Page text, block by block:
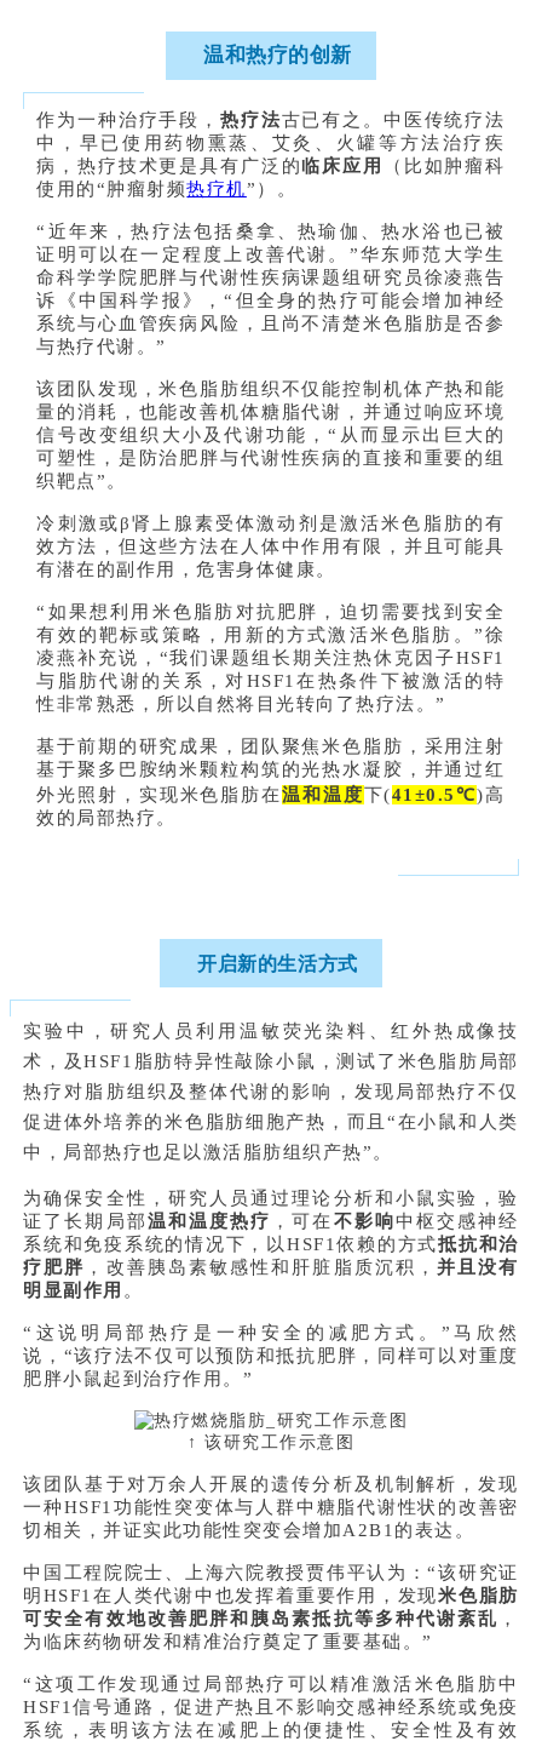
温和热疗的创新
作为一种治疗手段，热疗法古已有之。中医传统疗法
中，早已使用药物熏蒸、艾灸、火罐等方法治疗疾
病，热疗技术更是具有广泛的临床应用
（比如肿瘤科
使用的“肿瘤射频热疗机”）。
“近年来，热疗法包括桑拿、热瑜伽、热水浴也已被
证明可以在一定程度上改善代谢。”华东师范大学生
命科学学院肥胖与代谢性疾病课题组研究员徐凌燕告
诉《中国科学报》，“但全身的热疗可能会增加神经
系统与心血管疾病风险，且尚不清楚米色脂肪是否参
与热疗代谢。”
该团队发现，米色脂肪组织不仅能控制机体产热和能
量的消耗，也能改善机体糖脂代谢，并通过响应环境
信号改变组织大小及代谢功能，“从而显示出巨大的
可塑性，是防治肥胖与代谢性疾病的直接和重要的组
织靶点”。
冷刺激或β肾上腺素受体激动剂是激活米色脂肪的有
效方法，但这些方法在人体中作用有限，并且可能具
有潜在的副作用，危害身体健康。
“如果想利用米色脂肪对抗肥胖，迫切需要找到安全
有效的靶标或策略，用新的方式激活米色脂肪。”徐
凌燕补充说，“我们课题组长期关注热休克因子HSF1
与脂肪代谢的关系，对HSF1在热条件下被激活的特
性非常熟悉，所以自然将目光转向了热疗法。”
基于前期的研究成果，团队聚焦米色脂肪，采用注射
基于聚多巴胺纳米颗粒构筑的光热水凝胶，并通过红
外光照射，实现米色脂肪在温和温度下(41±0.5℃)高
效的局部热疗。
开启新的生活方式
实验中，研究人员利用温敏荧光染料、红外热成像技
术，及HSF1脂肪特异性敲除小鼠，测试了米色脂肪局部
热疗对脂肪组织及整体代谢的影响，发现局部热疗不仅
促进体外培养的米色脂肪细胞产热，而且“在小鼠和人类
中，局部热疗也足以激活脂肪组织产热”。
为确保安全性，研究人员通过理论分析和小鼠实验，验
证了长期局部温和温度热疗 ，可在 不影响中枢交感神经
系统和免疫系统的情况下，以HSF1依赖的方式抵抗和治
疗肥胖 ，改善胰岛素敏感性和肝脏脂质沉积，并且没有
明显副作用 。
“这说明局部热疗是一种安全的减肥方式。”马欣然
说，“该疗法不仅可以预防和抵抗肥胖，同样可以对重度
肥胖小鼠起到治疗作用。”
↑ 该研究工作示意图
该团队基于对万余人开展的遗传分析及机制解析，发现
一种HSF1功能性突变体与人群中糖脂代谢性状的改善密
切相关，并证实此功能性突变会增加A2B1的表达。
中国工程院院士、上海六院教授贾伟平认为：“该研究证
明HSF1在人类代谢中也发挥着重要作用，发现米色脂肪
可安全有效地改善肥胖和胰岛素抵抗等多种代谢紊乱 ，
为临床药物研发和精准治疗奠定了重要基础。”
“这项工作发现通过局部热疗可以精准激活米色脂肪中
HSF1信号通路，促进产热且不影响交感神经系统或免疫
系统，表明该方法在减肥上的便捷性、安全性及有效